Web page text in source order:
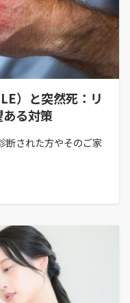
）と突然死：リ
る対策
断された方やそのご家